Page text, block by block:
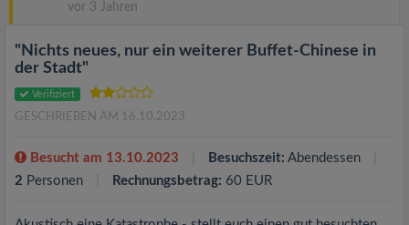
vor 3 Jahren
"Nichts neues, nur ein weiterer Buffet-Chinese in
der Stadt"
Verifiziert
GESCHRIEBEN AM 16.10.2023
Besucht am 13.10.2023 Besuchszeit: Abendessen
2 Personen Rechnungsbetrag: 60 EUR